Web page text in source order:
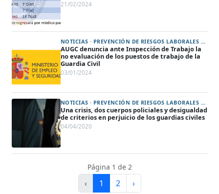
21/02/2024
NOTICIAS · PREVENCIÓN DE RIESGOS LABORALES Y PROTECCIÓN DE LA SALUD (ART. 31)
AUGC denuncia ante Inspección de Trabajo la
no evaluación de los puestos de trabajo de la
Guardia Civil
03/01/2024
NOTICIAS · PREVENCIÓN DE RIESGOS LABORALES Y PROTECCIÓN DE LA SALUD (ART. 31)
Una crisis, dos cuerpos policiales y desigualdad
de criterios en perjuicio de los guardias civiles
04/04/2020
Página 1 de 2
‹ 1 2 ›